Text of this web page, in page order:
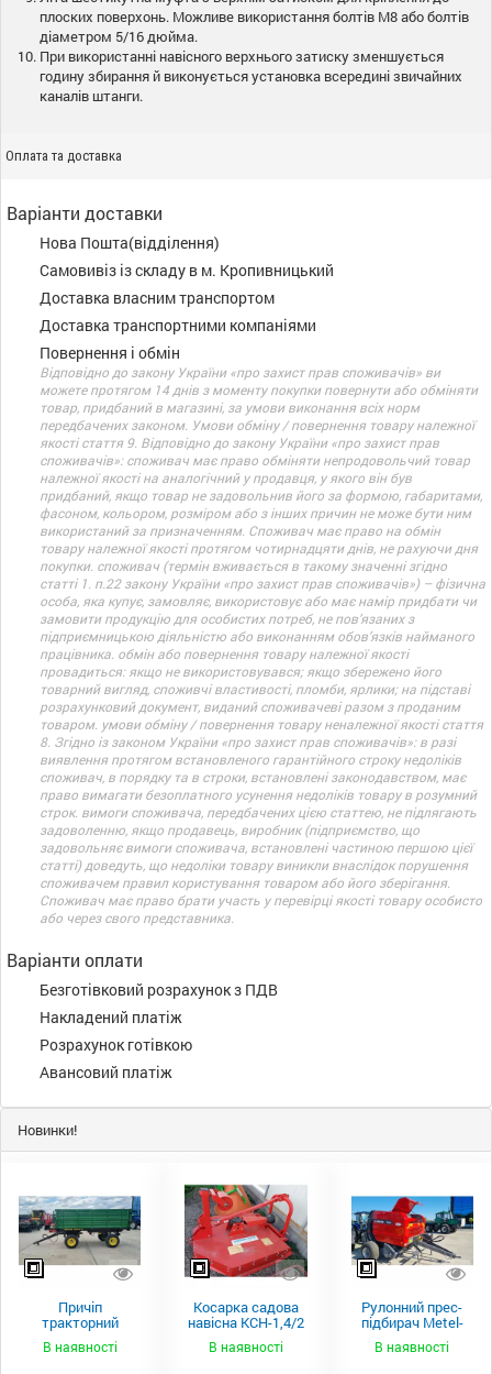
плоских поверхонь. Можливе використання болтів M8 або болтів
діаметром 5/16 дюйма.
При використанні навісного верхнього затиску зменшується
годину збирання й виконується установка всередині звичайних
каналів штанги.
Оплата та доставка
Варіанти доставки
Нова Пошта(відділення)
Самовивіз із складу в м. Кропивницький
Доставка власним транспортом
Доставка транспортними компаніями
Повернення і обмін
Відповідно до закону України «про захист прав споживачів» ви
можете протягом 14 днів з моменту покупки повернути або обміняти
товар, придбаний в магазині, за умови виконання всіх норм
передбачених законом. Умови обміну / повернення товару належної
якості стаття 9. Відповідно до закону України «про захист прав
споживачів»: споживач має право обміняти непродовольчий товар
належної якості на аналогічний у продавця, у якого він був
придбаний, якщо товар не задовольнив його за формою, габаритами,
фасоном, кольором, розміром або з інших причин не може бути ним
використаний за призначенням. Споживач має право на обмін
товару належної якості протягом чотирнадцяти днів, не рахуючи дня
покупки. споживач (термін вживається в такому значенні згідно
статті 1. п.22 закону України «про захист прав споживачів») – фізична
особа, яка купує, замовляє, використовує або має намір придбати чи
замовити продукцію для особистих потреб, не пов’язаних з
підприємницькою діяльністю або виконанням обов’язків найманого
працівника. обмін або повернення товару належної якості
провадиться: якщо не використовувався; якщо збережено його
товарний вигляд, споживчі властивості, пломби, ярлики; на підставі
розрахунковий документ, виданий споживачеві разом з проданим
товаром. умови обміну / повернення товару неналежної якості стаття
8. Згідно із законом України «про захист прав споживачів»: в разі
виявлення протягом встановленого гарантійного строку недоліків
споживач, в порядку та в строки, встановлені законодавством, має
право вимагати безоплатного усунення недоліків товару в розумний
строк. вимоги споживача, передбачених цією статтею, не підлягають
задоволенню, якщо продавець, виробник (підприємство, що
задовольняє вимоги споживача, встановлені частиною першою цієї
статті) доведуть, що недоліки товару виникли внаслідок порушення
споживачем правил користування товаром або його зберігання.
Споживач має право брати участь у перевірці якості товару особисто
або через свого представника.
Варіанти оплати
Безготівковий розрахунок з ПДВ
Накладений платіж
Розрахунок готівкою
Авансовий платіж
Новинки!
Причіп
тракторний
самоскидний
Spike 2 ПТС-4
В наявності
Косарка садова
навісна КСН-1,4/2
В наявності
Рулонний прес-
підбирач Metel-
Fach Z 587
В наявності